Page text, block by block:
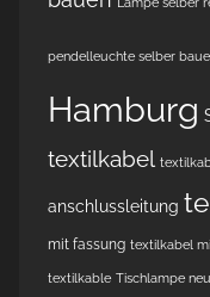
pendelleuchte selber
Hamburg
textilkabel
anschlussleitung
mit fassung textilkabel
textilkable Tischlampe